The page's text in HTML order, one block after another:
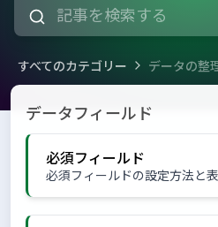
すべてのカテゴリー データの整
データの整理
データフィールド
必須フィールド
必須フィールドの設定方法と